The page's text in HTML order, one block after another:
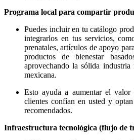
Programa local para compartir
Puedes incluir en tu catálogo
integrarlos en tus servicios,
prenatales, artículos de apoyo
productos de bienestar
aprovechando la sólida industria
mexicana.
Esto ayuda a aumentar el
clientes confían en usted y
recomendados.
Infraestructura tecnológica (flujo de